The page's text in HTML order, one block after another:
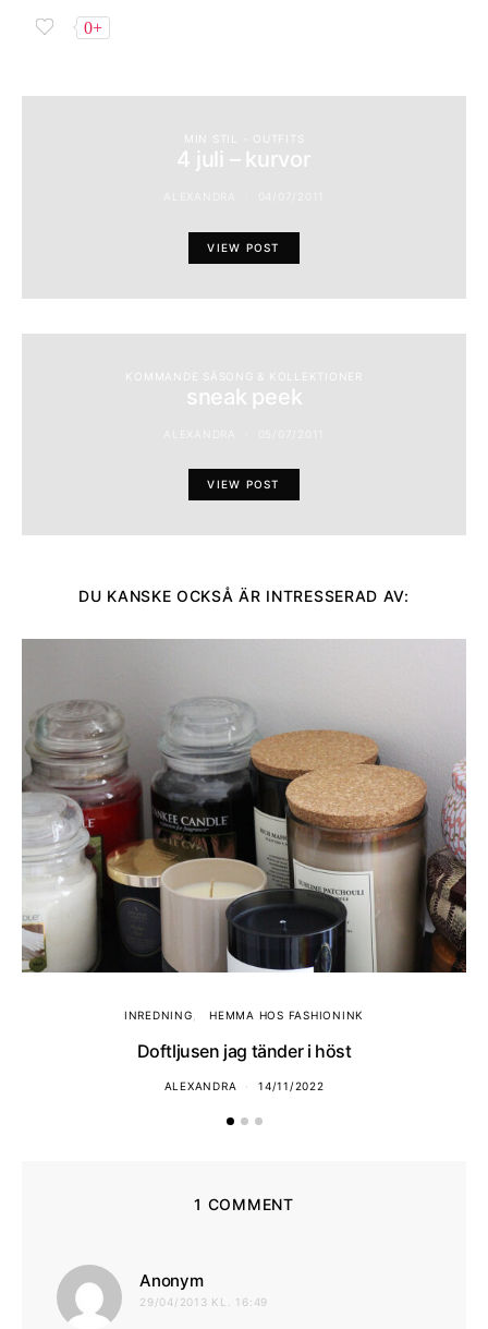
0+
4 juli – kurvor
VIEW POST
KOMMANDE SÄSONG & KOLLEKTIONER
sneak peek
VIEW POST
DU KANSKE OCKSÅ ÄR INTRESSERAD AV:
INREDNING HEMMA HOS FASHIONINK
Doftljusen jag tänder i höst
ALEXANDRA 14/11/2022
1 COMMENT
Anonymskriver:
29/04/2013 KL. 16:49